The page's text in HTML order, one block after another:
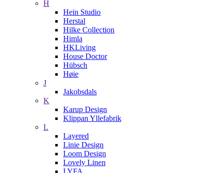
H
Hein Studio
Herstal
Hilke Collection
Himla
HKLiving
House Doctor
Hübsch
Høie
J
Jakobsdals
K
Karup Design
Klippan Yllefabrik
L
Layered
Linie Design
Loom Design
Lovely Linen
LYFA